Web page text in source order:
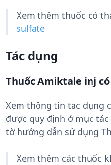
Xem thêm thuốc có
sulfate
Tác dụng
Thuốc Amiktale inj
Xem thông tin tác dụng
được quy định ở mục
tờ hướng dẫn sử dụng
Xem thêm các thuốc